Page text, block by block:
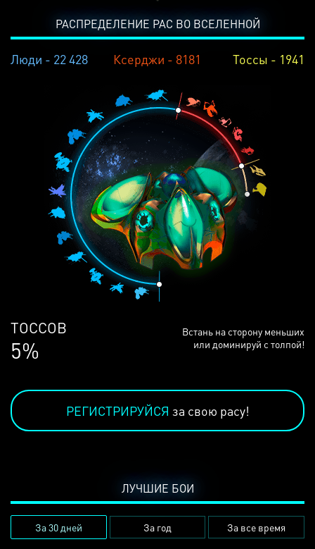
РАСПРЕДЕЛЕНИЕ РАС ВО ВСЕЛЕННОЙ
Люди - 22 428 Ксерджи - 8181 Тоссы - 1941
ЛЮДЕЙ
68%
Встань на сторону меньших
или доминируй с толпой!
РЕГИСТРИРУЙСЯ за свою расу!
ЛУЧШИЕ БОИ
За 30 дней За год За все время